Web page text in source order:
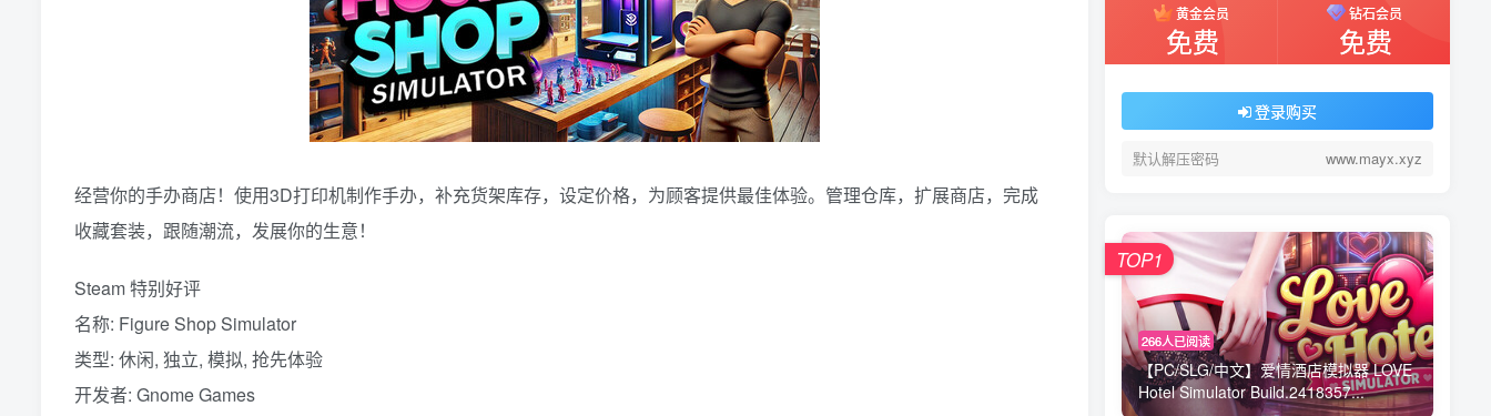
经营你的手办商店！使用3D打印机制作手办，补充货架库存，设定价格，为顾客提供最佳体验。管理仓库，扩展商店，完成
收藏套装，跟随潮流，发展你的生意！
Steam 特别好评
名称: Figure Shop Simulator
类型: 休闲, 独立, 模拟, 抢先体验
开发者: Gnome Games
黄金会员
免费
钻石会员
免费
登录购买
默认解压密码 www.mayx.xyz
266人已阅读
【PC/SLG/中文】爱情酒店模拟器 LOVE
Hotel Simulator Build.2418357...
TOP1